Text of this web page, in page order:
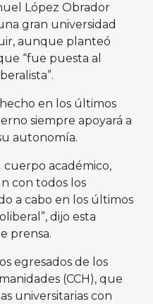
López Obrador
gran universidad
aunque planteó
“fue puesta al
en los últimos
siempre apoyará a
autonomía.
cuerpo académico,
con todos los
a cabo en los últimos
dijo esta
prensa.
egresados de los
(CCH), que
universitarias con